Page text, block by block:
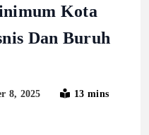
Kota
Dan Buruh
8, 2025
13 mins